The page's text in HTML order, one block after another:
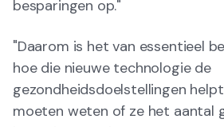
besparingen op."
"Daarom is het van essentieel
hoe die nieuwe technologie de
gezondheidsdoelstellingen
moeten weten of ze het aantal